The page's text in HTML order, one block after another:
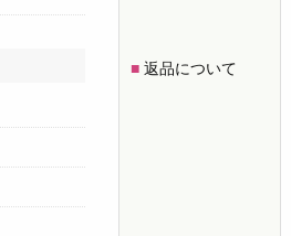
■ 返品について